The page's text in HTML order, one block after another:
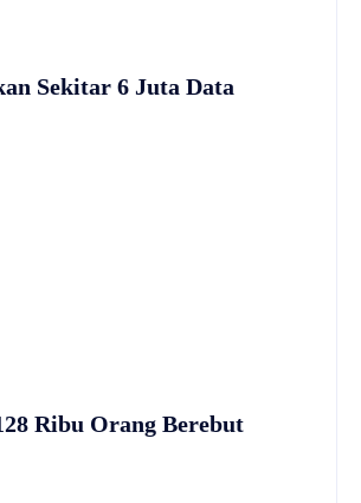
Sekitar 6 Juta Data
Ribu Orang Berebut